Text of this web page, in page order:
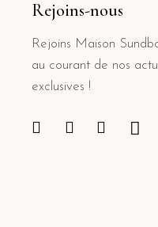
Rejoins-nous
Rejoins Maison
au courant de nos
exclusives !